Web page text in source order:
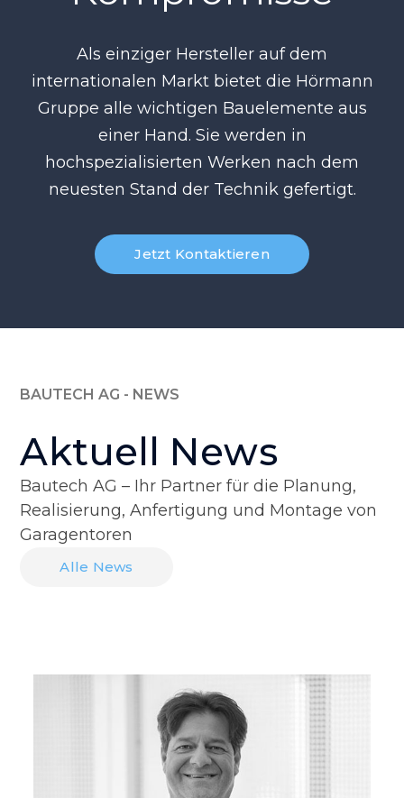
Als einziger Hersteller auf dem
internationalen Markt bietet die Hörmann
Gruppe alle wichtigen Bauelemente aus
einer Hand. Sie werden in
hochspezialisierten Werken nach dem
neuesten Stand der Technik gefertigt.
Jetzt Kontaktieren
BAUTECH AG - NEWS
Aktuell News
Bautech AG – Ihr Partner für die Planung,
Realisierung, Anfertigung und Montage von
Garagentoren
Alle News